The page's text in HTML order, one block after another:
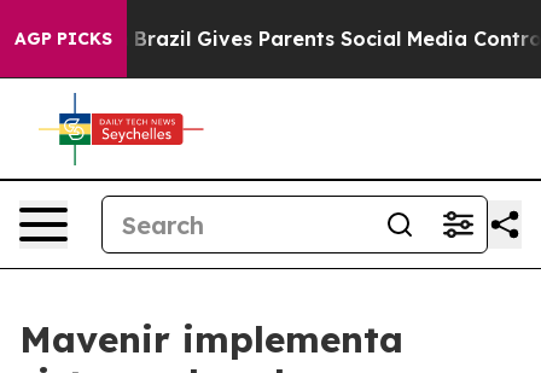
AGP PICKS
Youth Brazil Gives Parents Social Media Controls
Mavenir implementa